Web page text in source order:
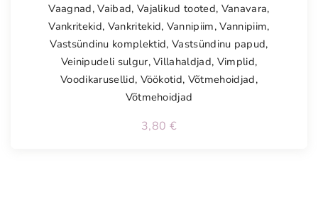
Vaagnad,Vaibad, Vajalikud tooted, Vanavara,
Vankritekid, Vankritekid, Vannipiim,Vannipiim,
Vastsündinu komplektid, Vastsündinu papud,
Veinipudeli sulgur,Villahaldjad, Vimplid,
Voodikarusellid, Vöökotid, Võtmehoidjad,
Võtmehoidjad
3,80 €